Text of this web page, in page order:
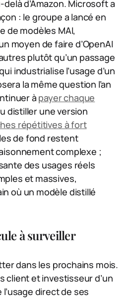
d’Amazon. Microsoft a
: le groupe a lancé en
de modèles MAI,
moyen de faire d’OpenAI
plutôt qu’un passage
industrialise l’usage d’un
la même question l’an
à payer chaque
distiller une version
répétitives à fort
de fond restent
complexe ;
des usages réels
et massives,
où un modèle distillé
à surveiller
dans les prochains mois.
client et investisseur d’un
l’usage direct de ses